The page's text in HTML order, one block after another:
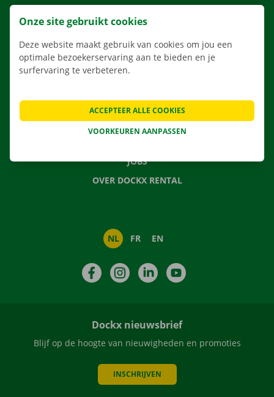
APP
VERHUISOPLOSSINGEN
VEELGESTELDE VRAGEN
NIEUWS
JOBS
OVER DOCKX RENTAL
NL FR EN
FacebookInstagramLinkedIn
Dockx nieuwsbrief
Blijf op de hoogte van nieuwigheden en promoties
INSCHRIJVEN
Onze site gebruikt cookies
Deze website maakt gebruik van cookies om jou een
optimale bezoekerservaring aan te bieden en je
surfervaring te verbeteren.
VOORKEUREN AANPASSEN
ACCEPTEER ALLE COOKIES